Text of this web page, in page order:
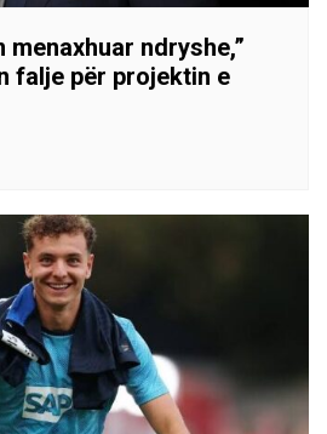
menaxhuar ndryshe,”
falje për projektin e